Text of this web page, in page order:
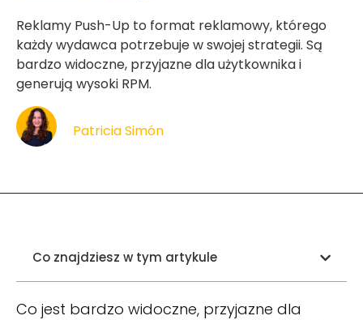
Reklamy Push-Up to format reklamowy, którego
każdy wydawca potrzebuje w swojej strategii. Są
bardzo widoczne, przyjazne dla użytkownika i
generują wysoki RPM.
Patricia Simón
Co znajdziesz w tym artykule
Co jest bardzo widoczne, przyjazne dla